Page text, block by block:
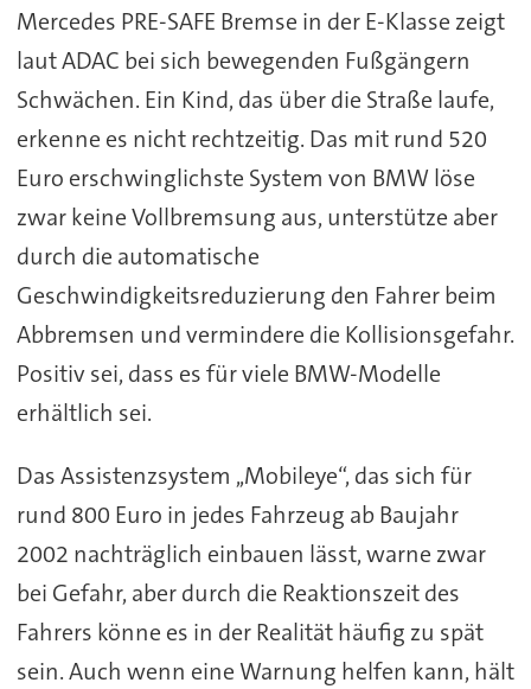
Mercedes PRE-SAFE Bremse in der E-Klasse zeigt
laut ADAC bei sich bewegenden Fußgängern
Schwächen. Ein Kind, das über die Straße laufe,
erkenne es nicht rechtzeitig. Das mit rund 520
Euro erschwinglichste System von BMW löse
zwar keine Vollbremsung aus, unterstütze aber
durch die automatische
Geschwindigkeitsreduzierung den Fahrer beim
Abbremsen und vermindere die Kollisionsgefahr.
Positiv sei, dass es für viele BMW-Modelle
erhältlich sei.
Das Assistenzsystem ,,Mobileye“, das sich für
rund 800 Euro in jedes Fahrzeug ab Baujahr
2002 nachträglich einbauen lässt, warne zwar
bei Gefahr, aber durch die Reaktionszeit des
Fahrers könne es in der Realität häufig zu spät
sein. Auch wenn eine Warnung helfen kann, hält